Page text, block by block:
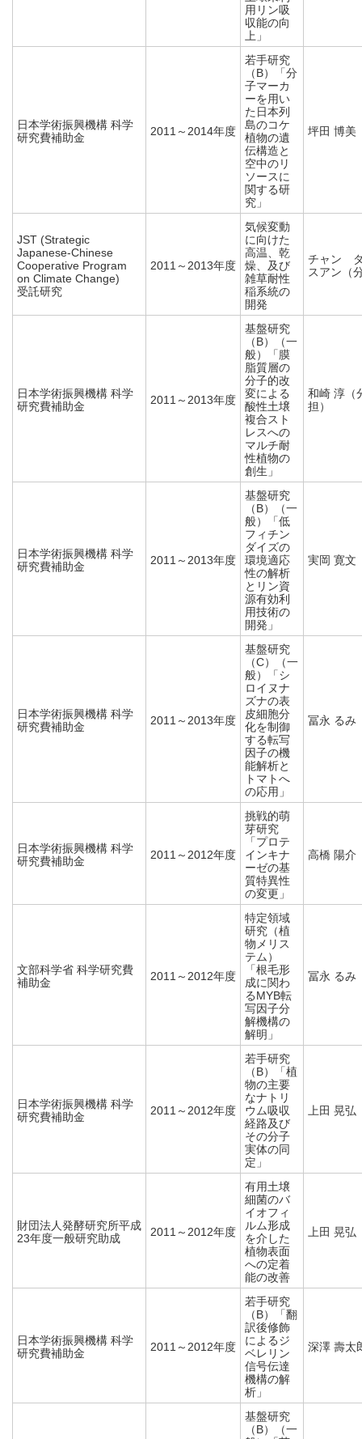
用リン吸
収能の向
上」
日本学術振興機構 科学
研究費補助金
2011～2014年度
若手研究
（B）「分
子マーカ
ーを用い
た日本列
島のコケ
植物の遺
伝構造と
空中のリ
ソースに
関する研
究」
坪田 博美
JST (Strategic
Japanese-Chinese
Cooperative Program
on Climate Change)
受託研究
2011～2013年度
気候変動
に向けた
高温、乾
燥、及び
雑草耐性
稲系統の
開発
チャン
スアン（
日本学術振興機構 科学
研究費補助金
2011～2013年度
基盤研究
（B）（一
般）「膜
脂質層の
分子的改
変による
酸性土壌
複合スト
レスへの
マルチ耐
性植物の
創生」
和崎 淳（
担）
日本学術振興機構 科学
研究費補助金
2011～2013年度
基盤研究
（B）（一
般）「低
フィチン
ダイズの
環境適応
性の解析
とリン資
源有効利
用技術の
開発」
実岡 寛文
日本学術振興機構 科学
研究費補助金
2011～2013年度
基盤研究
（C）（一
般）「シ
ロイヌナ
ズナの表
皮細胞分
化を制御
する転写
因子の機
能解析と
トマトへ
の応用」
冨永 るみ
日本学術振興機構 科学
研究費補助金
2011～2012年度
挑戦的萌
芽研究
「プロテ
インキナ
ーゼの基
質特異性
の変更」
高橋 陽介
文部科学省 科学研究費
補助金
2011～2012年度
特定領域
研究（植
物メリス
テム）
「根毛形
成に関わ
るMYB転
写因子分
解機構の
解明」
冨永 るみ
日本学術振興機構 科学
研究費補助金
2011～2012年度
若手研究
（B）「植
物の主要
なナトリ
ウム吸収
経路及び
その分子
実体の同
定」
上田 晃弘
財団法人発酵研究所平成
23年度一般研究助成
2011～2012年度
有用土壌
細菌のバ
イオフィ
ルム形成
を介した
植物表面
への定着
能の改善
上田 晃弘
日本学術振興機構 科学
研究費補助金
2011～2012年度
若手研究
（B）「翻
訳後修飾
によるジ
ベレリン
信号伝達
機構の解
析」
深澤 壽太
基盤研究
（B）（一